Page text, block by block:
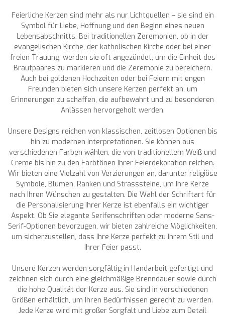
Feierliche Kerzen sind mehr als nur Lichtquellen – sie sind ein
Symbol für Liebe, Hoffnung und den Beginn eines neuen
Lebensabschnitts. Bei traditionellen Zeremonien, ob in der
evangelischen Kirche, der katholischen Kirche oder bei einer
freien Trauung, werden sie oft angezündet, um die Einheit des
Brautpaares zu markieren und die Zeremonie zu bereichern.
Auch bei goldenen Hochzeiten oder bei Feiern mit engen
Freunden bieten sich unsere Kerzen perfekt an, um
Erinnerungen zu schaffen, die aufbewahrt und zu besonderen
Anlässen hervorgeholt werden.
Unsere Designs reichen von klassischen, zeitlosen Optionen bis
hin zu modernen Interpretationen. Sie können aus
verschiedenen Farben wählen, die von traditionellem Weiß und
Creme bis hin zu den Farbtönen Ihrer Feierdekoration reichen.
Wir bieten eine Vielzahl von Verzierungen an, darunter religiöse
Symbole, Blumen, Ranken und Strasssteine, um Ihre Kerze
nach Ihren Wünschen zu gestalten. Die Wahl der Schriftart für
die Personalisierung Ihrer Kerze ist ebenfalls ein wichtiger
Aspekt. Ob Sie elegante Serifenschriften oder moderne Sans-
Serif-Optionen bevorzugen, wir bieten zahlreiche Möglichkeiten,
um sicherzustellen, dass Ihre Kerze perfekt zu Ihrem Stil und
Ihrer Feier passt.
Unsere Kerzen werden sorgfältig in Handarbeit gefertigt und
zeichnen sich durch eine gleichmäßige Brenndauer sowie durch
die hohe Qualität der Kerze aus. Sie sind in verschiedenen
Größen erhältlich, um Ihren Bedürfnissen gerecht zu werden.
Jede Kerze wird mit großer Sorgfalt und Liebe zum Detail